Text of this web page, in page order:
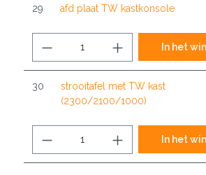
29 afd plaat TW kastkonsole
In het
30
strooitafel met TW kast
(2300/2100/1000)
In het